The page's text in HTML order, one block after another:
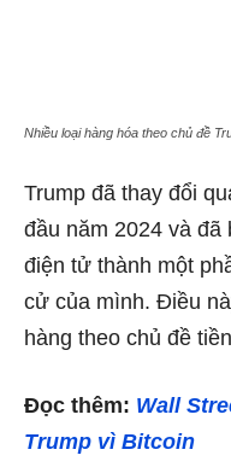
Nhiều loại hàng hóa theo chủ đề
Trump đã thay đổi
đầu năm 2024 và đã
điện tử thành một
cử của mình. Điều
hàng theo chủ đề
Đọc thêm: Wall
Trump vì Bitcoin